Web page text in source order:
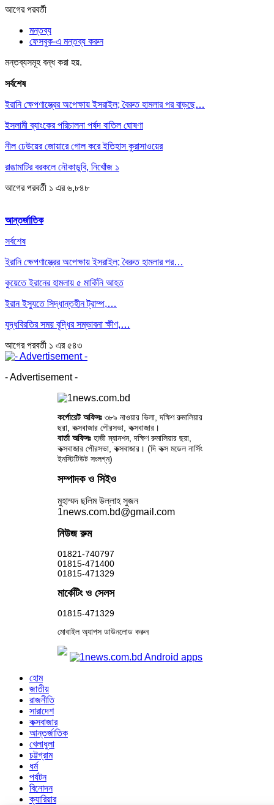
আগেরপরবর্তী
মন্তব্য
ফেসবুক-এ মন্তব্য করুন
মন্তব্যসমূহ বন্ধ করা হয়.
সর্বশেষ
ইরানি ক্ষেপণাস্ত্রের অপেক্ষায় ইসরাইল; বৈরুত হামলার পর বাড়ছে…
ইসলামী ব্যাংকের পরিচালনা পর্ষদ বাতিল ঘোষণা
নীল ঢেউয়ের জোয়ারে গোল করে ইতিহাস কুরাসাওয়ের
রাঙামাটির বরকলে নৌকাডুবি, নিখোঁজ ১
আগেরপরবর্তী ১ এর ৬,৮৪৮
আন্তর্জাতিক
সর্বশেষ
ইরানি ক্ষেপণাস্ত্রের অপেক্ষায় ইসরাইল; বৈরুত হামলার পর…
কুয়েতে ইরানের হামলায় ৫ মার্কিনি আহত
ইরান ইস্যুতে সিদ্ধান্তহীন ট্রাম্প,…
যুদ্ধবিরতির সময় বৃদ্ধির সম্ভাবনা ক্ষীণ,…
আগেরপরবর্তী ১ এর ৫৪৩
- Advertisement -
কর্পোরেট অফিসঃ ৩৮৯ নাওয়ার ভিলা, দক্ষিণ রুমালিয়ার
ছরা, কক্সবাজার পৌরসভা, কক্সবাজার।
বার্তা অফিসঃহাজী ম্যানশন, দক্ষিণ রুমালিয়ার ছরা,
কক্সবাজার পৌরসভা, কক্সবাজার। (দি কক্স মডেল নার্সিং
ইনস্টিটিউট সংলগ্ন)
সম্পাদক ও সিইও
মুহাম্মদ ছলিম উল্লাহ সুজন
1news.com.bd@gmail.com
নিউজ রুম
01821-740797
01815-471400
01815-471329
মার্কেটিং ও সেলস
01815-471329
মোবাইল অ্যাপস ডাউনলোড করুন
হোম
জাতীয়
রাজনীতি
সারাদেশ
কক্সবাজার
আন্তর্জাতিক
খেলাধুলা
চট্টগ্রাম
ধর্ম
পর্যটন
বিনোদন
ক্যারিয়ার